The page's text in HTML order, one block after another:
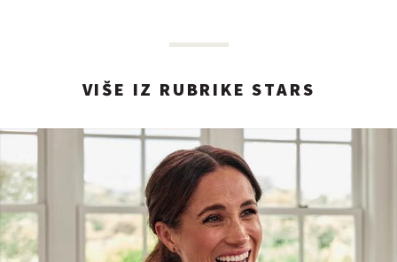
VIŠE IZ RUBRIKE STARS